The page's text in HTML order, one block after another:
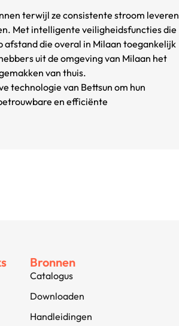
terwijl ze consistente stroom leveren
Met intelligente veiligheidsfuncties die
die overal in Milaan toegankelijk
uit de omgeving van Milaan het
van thuis.
technologie van Bettsun om hun
en efficiënte
Bronnen
Catalogus
Downloaden
Handleidingen